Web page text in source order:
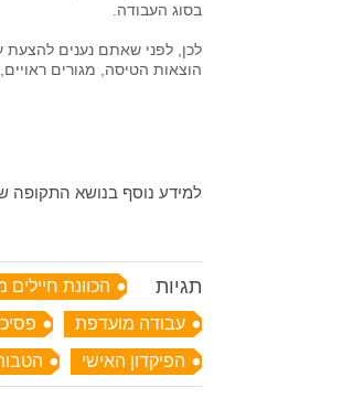
בסוג העבודה.
לכן, לפני שאתם נענים להצעת
הוצאות הטיסה, מגורים
למידע נוסף בנושא התקופה
תגיות הכוונת
עבודה מועדפת
הפיקדון האישי